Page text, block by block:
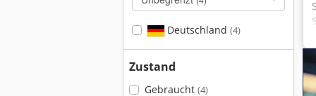
Deutschland (4)
Zustand
Gebraucht (4)